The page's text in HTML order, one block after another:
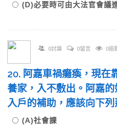
(D)必要時可由大法官會議
0討論 0留言 0追
20. 阿嘉車禍癱瘓，現在
養家，入不敷出。阿嘉
入戶的補助，應該向下
(A)社會課